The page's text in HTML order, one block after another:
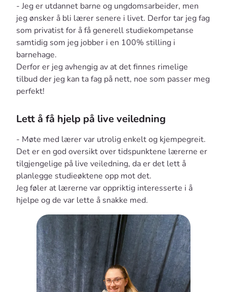
- Jeg er utdannet barne og ungdomsarbeider, men
jeg ønsker å bli lærer senere i livet. Derfor tar jeg fag
som privatist for å få generell studiekompetanse
samtidig som jeg jobber i en 100% stilling i
barnehage.
Derfor er jeg avhengig av at det finnes rimelige
tilbud der jeg kan ta fag på nett, noe som passer meg
perfekt!
Lett å få hjelp på live veiledning
- Møte med lærer var utrolig enkelt og kjempegreit.
Det er en god oversikt over tidspunktene lærerne er
tilgjengelige på live veiledning, da er det lett å
planlegge studieøktene opp mot det.
Jeg føler at lærerne var oppriktig interesserte i å
hjelpe og de var lette å snakke med.